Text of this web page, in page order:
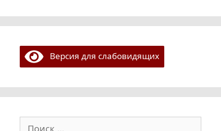
Версия для слабовидящих